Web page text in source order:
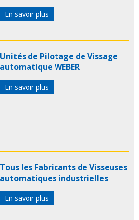
En savoir plus
Unités de Pilotage de Vissage
automatique WEBER
En savoir plus
Tous les Fabricants de Visseuses
automatiques industrielles
En savoir plus